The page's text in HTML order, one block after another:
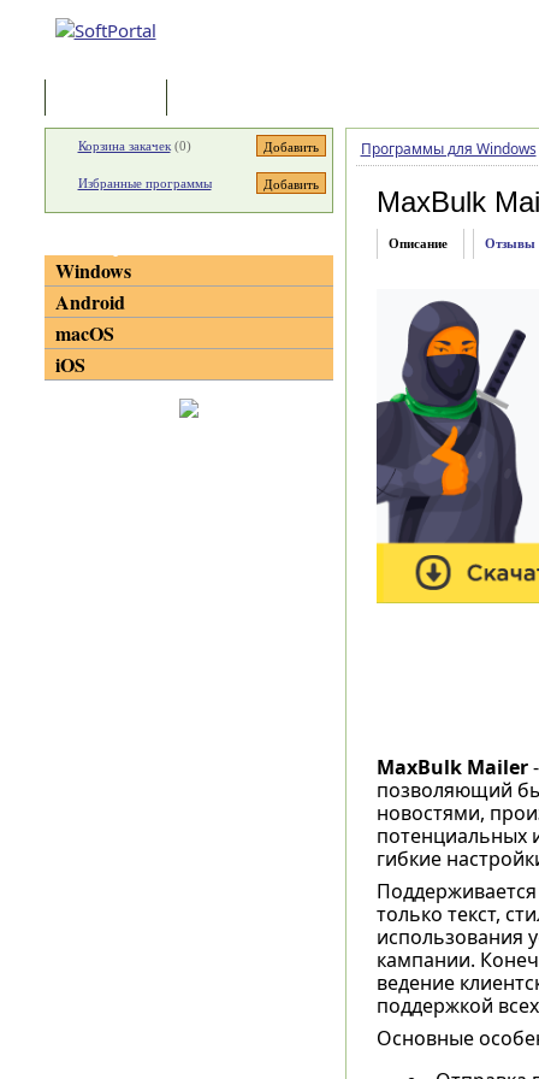
Программы для Windows
MaxBulk
Описание Отзывы
MaxBulk Mailer-
позволяющий
новостями,
потенциальных
гибкие
только текст,
использования
кампании.
ведение
поддержкой
Основные
Корзина закачек(0)
Избранные программы
Windows
Android
macOS
iOS